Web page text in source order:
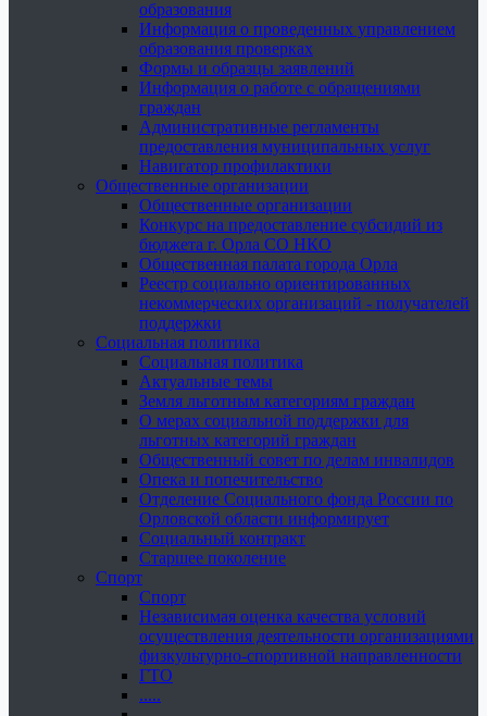
образования
Информация о проведенных управлением
образования проверках
Формы и образцы заявлений
Информация о работе с обращениями
граждан
Административные регламенты
предоставления муниципальных услуг
Навигатор профилактики
Общественные организации
Общественные организации
Конкурс на предоставление субсидий из
бюджета г. Орла СО НКО
Общественная палата города Орла
Реестр социально ориентированных
некоммерческих организаций - получателей
поддержки
Социальная политика
Социальная политика
Актуальные темы
Земля льготным категориям граждан
О мерах социальной поддержки для
льготных категорий граждан
Общественный совет по делам инвалидов
Опека и попечительство
Отделение Социального фонда России по
Орловской области информирует
Социальный контракт
Старшее поколение
Спорт
Спорт
Независимая оценка качества условий
осуществления деятельности организациями
физкультурно-спортивной направленности
ГТО
.....